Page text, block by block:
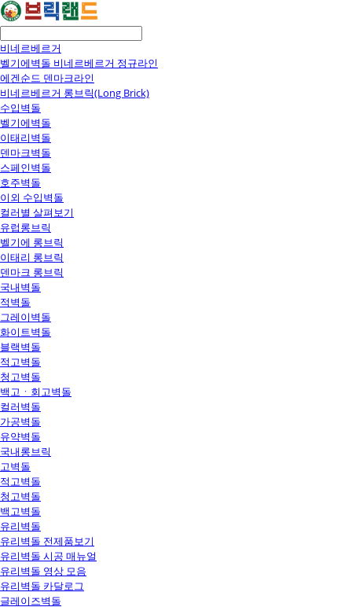
비네르베르거
벨기에벽돌 비네르베르거 정규라인
에겐순드 덴마크라인
비네르베르거 롱브릭(Long Brick)
수입벽돌
벨기에벽돌
이태리벽돌
덴마크벽돌
스페인벽돌
호주벽돌
이외 수입벽돌
컬러별 살펴보기
유럽롱브릭
벨기에 롱브릭
이태리 롱브릭
덴마크 롱브릭
국내벽돌
적벽돌
그레이벽돌
화이트벽돌
블랙벽돌
적고벽돌
청고벽돌
백고ㆍ회고벽돌
컬러벽돌
가공벽돌
유약벽돌
국내롱브릭
고벽돌
적고벽돌
청고벽돌
백고벽돌
유리벽돌
유리벽돌 전제품보기
유리벽돌 시공 매뉴얼
유리벽돌 영상 모음
유리벽돌 카달로그
글레이즈벽돌